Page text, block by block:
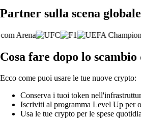
Partner sulla scena globale
Cosa fare dopo lo scambio
Ecco come puoi usare le tue nuove crypto:
Conserva i tuoi token
Iscriviti al programma Level Up per
Usa le tue crypto per le spese